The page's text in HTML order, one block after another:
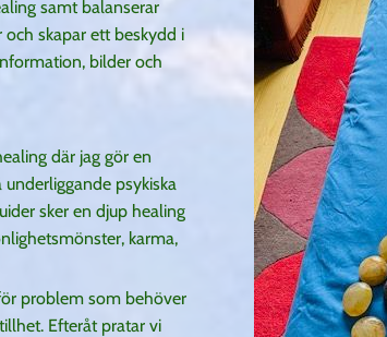
samt balanserar
skapar ett beskydd i
bilder och
där jag gör en
psykiska
sker en djup healing
karma,
problem som behöver
Efteråt pratar vi